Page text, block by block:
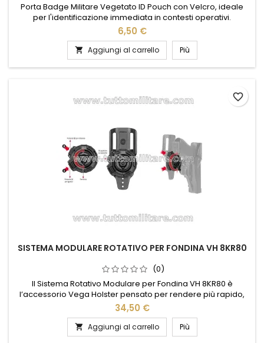
Porta Badge Militare Vegetato ID Pouch con Velcro, ideale
per l'identificazione immediata in contesti operativi.
Realizzato in resistente cotone RipStop 100%, è dotato di
finestra trasparente e doppio velcro (uncino frontale e
dentato posteriore) per un fissaggio sicuro su uniforme
mimetica vegetata. Dimensioni compatte (12,5 x 12,5 cm) e
spazio interno...
6,50 €
 Aggiungi al carrello Più
SISTEMA MODULARE ROTATIVO PER FONDINA VH 8KR80
(0)
Il Sistema Rotativo Modulare per Fondina VH 8KR80 è
l’accessorio Vega Holster pensato per rendere più rapido,
sicuro e flessibile il porto di fondine e accessori professionali.
Realizzato in polimero resistente, consente di trasferire la
fondina tra cinturone, piattaforma cosciale o sistema Molle
senza attrezzi, grazie all’attacco rapido con doppio...
34,50 €
 Aggiungi al carrello Più
favorite_border